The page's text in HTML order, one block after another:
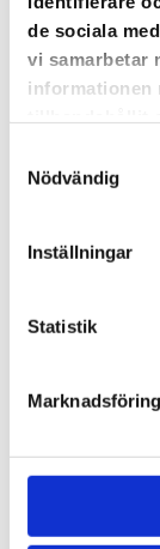
de sociala
vi samarbetar
informationen
Nödvändig
Inställningar
Statistik
Marknadsföring
FAQ
White
label
Play
Tjänster